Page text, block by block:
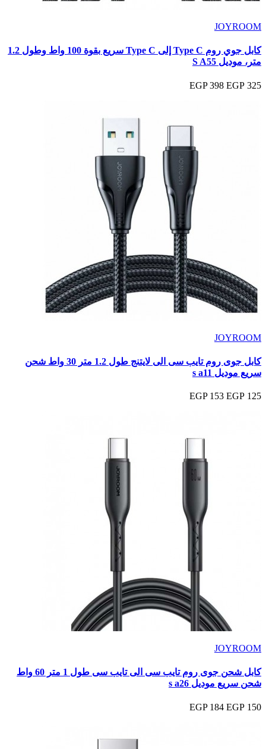
JOYROOM
كابل جوي روم Type C إلى Type C سريع بقوة 100 واط وطول 1.2
متر، موديل S A55
325 EGP
398 EGP
JOYROOM
كابل جوى روم تايب سى الى لايتنج طول 1.2 متر 30 واط شحن
سريع موديل s a11
125 EGP
153 EGP
JOYROOM
كابل شحن جوى روم تايب سى الى تايب سى طول 1 متر 60 واط
شحن سريع موديل s a26
150 EGP
184 EGP